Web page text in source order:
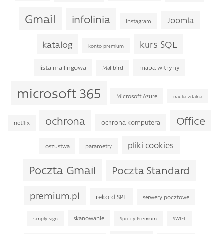
Gmail infolinia instagram Joomla
katalog konto premium kurs SQL
lista mailingowa Mailbird mapa witryny
microsoft 365 Microsoft Azure nauka zdalna
netflix ochrona ochrona komputera Office
oszustwa parametry pliki cookies
Poczta Gmail Poczta Standard
premium.pl rekord SPF serwery pocztowe
simply sign skanowanie Spotify Premium SWIFT